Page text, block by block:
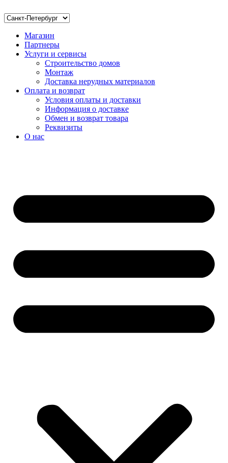
Магазин
Партнеры
Услуги и сервисы
Строительство домов
Монтаж
Доставка нерудных материалов
Оплата и возврат
Условия оплаты и доставки
Информация о доставке
Обмен и возврат товара
Реквизиты
О нас